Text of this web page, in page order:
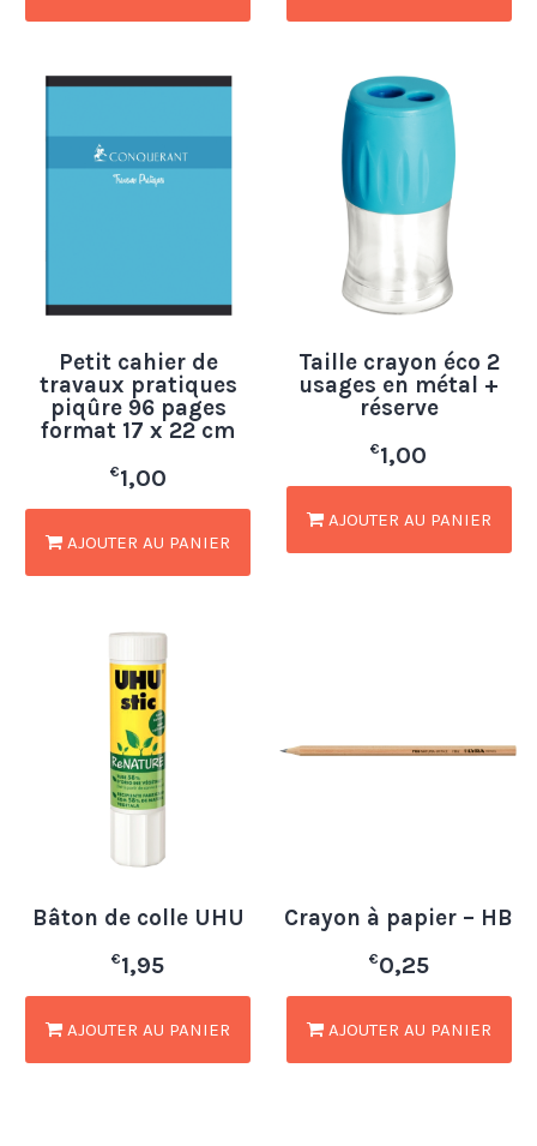
Petit cahier de
travaux pratiques
piqûre 96 pages
format 17 x 22 cm
€1,00
AJOUTER AU PANIER
Taille crayon éco 2
usages en métal +
réserve
€1,00
AJOUTER AU PANIER
Bâton de colle UHU
€1,95
AJOUTER AU PANIER
Crayon à papier – HB
€0,25
AJOUTER AU PANIER